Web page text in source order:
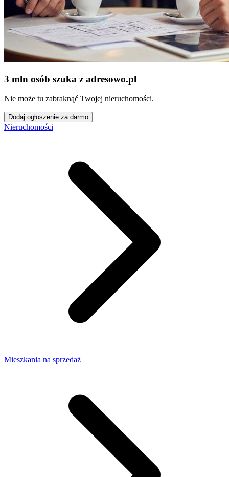
3 mln osób szuka z adresowo.pl
Nie może tu zabraknąć Twojej nieruchomości.
Dodaj ogłoszenie za darmo
Nieruchomości
Mieszkania na sprzedaż